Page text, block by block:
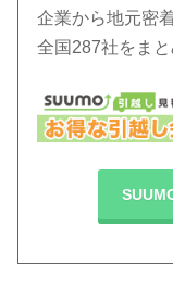
企業から地元密
全国287社をま